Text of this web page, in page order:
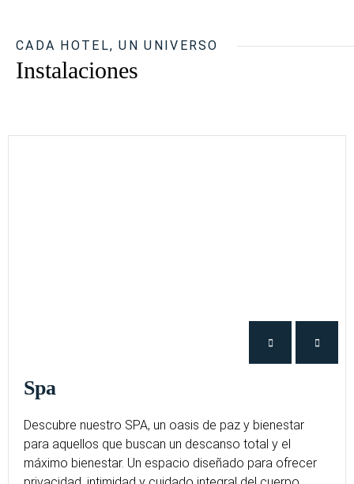
CADA HOTEL, UN UNIVERSO
Instalaciones
Spa
Descubre nuestro SPA, un oasis de paz y bienestar
para aquellos que buscan un descanso total y el
máximo bienestar. Un espacio diseñado para ofrecer